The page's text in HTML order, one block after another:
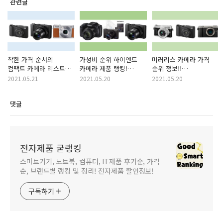
착한 가격 순서의
컴팩트 카메라 리스트
소개!! 착한 가격 순서
2021.05.21
가성비 순위 하이엔드
카메라 제품 랭킹!
하이엔드카메라
2021.05.20
미러리스 카메라 가격
순위 정보!!
미러리스카메라 제품
2021.05.20
댓글
전자제품 굳랭킹
스마트기기, 노트북, 컴퓨터, IT제품 후기순, 가격
순, 브랜드별 랭킹 및 정리! 전자제품 할인정보!
구독하기